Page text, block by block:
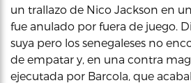
un trallazo de Nico Jackson en
fue anulado por fuera de juego.
suya pero los senegaleses no
de empatar y, en una contra
ejecutada por Barcola, que